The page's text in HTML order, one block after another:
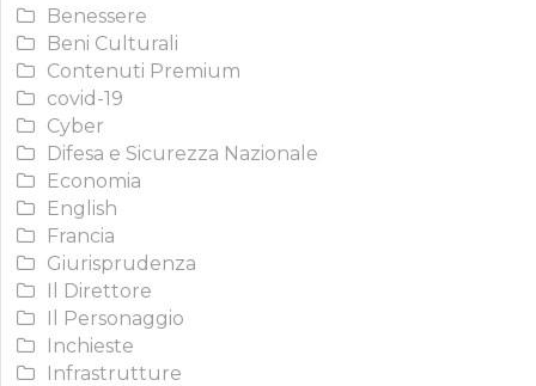
Benessere
Beni Culturali
Contenuti Premium
covid-19
Cyber
Difesa e Sicurezza Nazionale
Economia
English
Francia
Giurisprudenza
Il Direttore
Il Personaggio
Inchieste
Infrastrutture